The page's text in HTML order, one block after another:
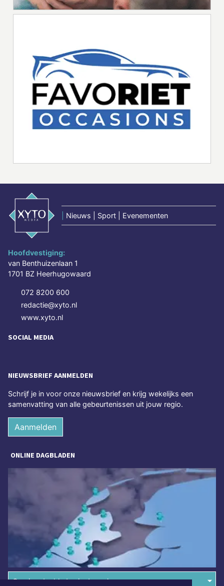
Nieuws | Sport | Evenementen
Hoofdvestiging:
van Benthuizenlaan 1
1701 BZ Heerhugowaard
072 8200 600
redactie@xyto.nl
www.xyto.nl
SOCIAL MEDIA
NIEUWSBRIEF AANMELDEN
Schrijf je in voor onze nieuwsbrief en krijg wekelijks een
samenvatting van alle gebeurtenissen uit jouw regio.
Aanmelden
ONLINE DAGBLADEN
Overige dagbladen in de regio